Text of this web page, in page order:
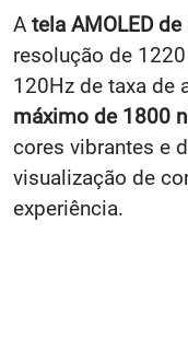
A tela AMOLED
resolução de
120Hz de taxa de
máximo de 1800
cores vibrantes e
visualização de
experiência.